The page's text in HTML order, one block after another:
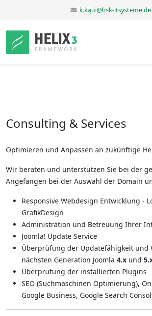
k.kaui@bsk-itsysteme.de
Consulting & Services
Optimieren und Anpassen an zukünftige
Wir beraten und unterstützen Sie bei der
Angefangen bei der Auswahl der Domain
Responsive Webdesign Entwicklung -
GrafikDesign
Administration und Betreuung Ihrer
Joomla! Update Service
Überprüfung der Updatefähigkeit und
nächsten Generation Joomla 4.x und
Überprüfung der installierten Plugins
SEO (Suchmaschinen Optimierung),
Google Business, Google Search